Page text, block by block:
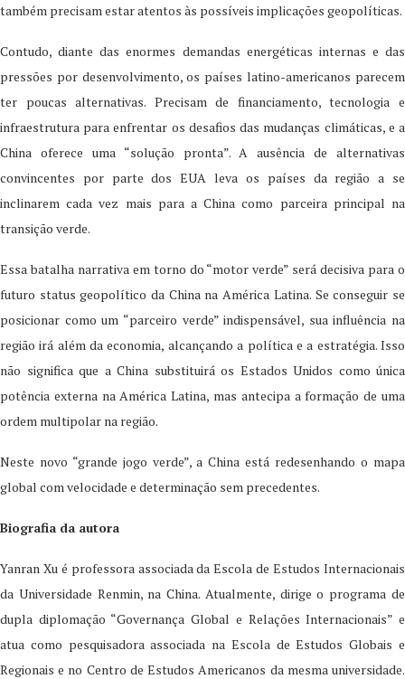
também precisam estar atentos às possíveis implicações geopolíticas.
Contudo, diante das enormes demandas energéticas internas e das
pressões por desenvolvimento, os países latino-americanos parecem
ter poucas alternativas. Precisam de financiamento, tecnologia e
infraestrutura para enfrentar os desafios das mudanças climáticas, e a
China oferece uma “solução pronta”. A ausência de alternativas
convincentes por parte dos EUA leva os países da região a se
inclinarem cada vez mais para a China como parceira principal na
transição verde.
Essa batalha narrativa em torno do “motor verde” será decisiva para o
futuro status geopolítico da China na América Latina. Se conseguir se
posicionar como um “parceiro verde” indispensável, sua influência na
região irá além da economia, alcançando a política e a estratégia. Isso
não significa que a China substituirá os Estados Unidos como única
potência externa na América Latina, mas antecipa a formação de uma
ordem multipolar na região.
Neste novo “grande jogo verde”, a China está redesenhando o mapa
global com velocidade e determinação sem precedentes.
Biografia da autora
Yanran Xu é professora associada da Escola de Estudos Internacionais
da Universidade Renmin, na China. Atualmente, dirige o programa de
dupla diplomação “Governança Global e Relações Internacionais” e
atua como pesquisadora associada na Escola de Estudos Globais e
Regionais e no Centro de Estudos Americanos da mesma universidade.